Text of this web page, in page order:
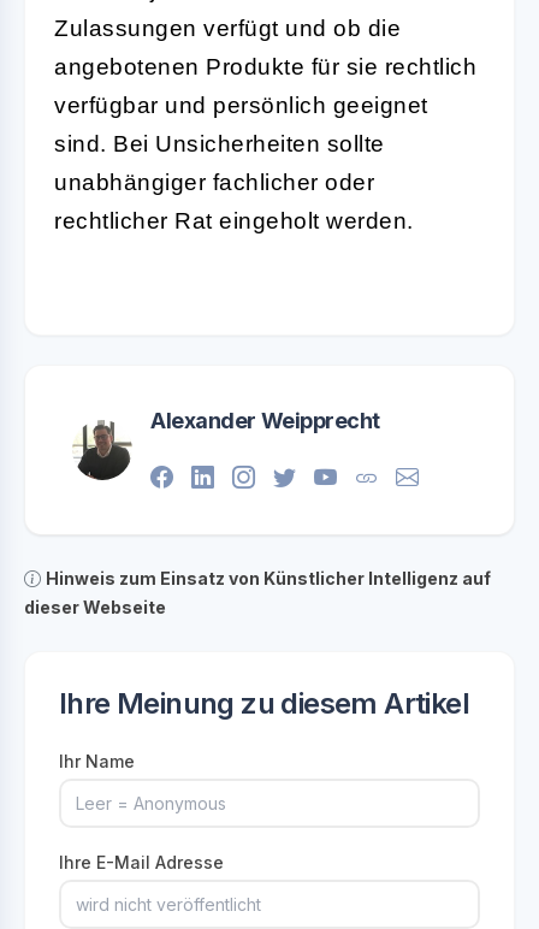
Zulassungen verfügt und ob die
angebotenen Produkte für sie rechtlich
verfügbar und persönlich geeignet
sind. Bei Unsicherheiten sollte
unabhängiger fachlicher oder
rechtlicher Rat eingeholt werden.
Alexander Weipprecht
Hinweis zum Einsatz von Künstlicher Intelligenz auf
dieser Webseite
Ihre Meinung zu diesem Artikel
Ihr Name
Ihre E-Mail Adresse